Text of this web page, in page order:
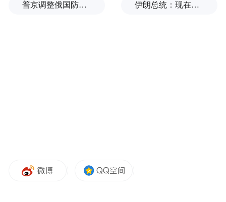
的智慧执行引擎，通过基于知识封装的数据
普京调整俄国防部高层人事布局，重用实战将领削弱“办公室将军” 伊朗总统：现在与最高领袖的联系非常困难